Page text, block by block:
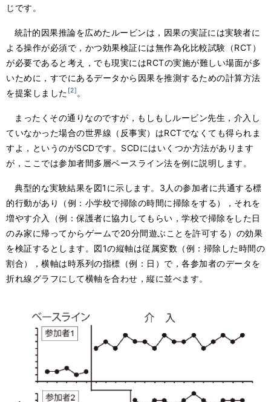
じです。
統計的因果推論を広めたルービンは，因果の実証には実験者に
よる操作が必須で，かつ効果検証には無作為化比較試験（RCT）
が必要であると考え，でも現実にはRCTの実施が難しい場面が多
いために，すでにあるデータから因果を推測するための計算方法
を提案しました [2] 。
まったくその通りなのですが，もしもしルービン先生，介入し
ていなかった場合の世界線（反事実）はRCTでなくても得られま
すよ，というのがSCDです。SCDにはいくつか方法があります
が，ここでは参加者間多層ベースライン法を例に説明します。
典型的な実験結果を図1に示します。3人の参加者に共通する標
的行動があり（例：小学校で掃除の時間に掃除をする），それを
増やす介入（例：保護者に協力してもらい，学校で掃除をした日
のみ家に帰ってからゲームで20分間遊ぶことを許可する）の効果
を検証するとします。図1の縦軸は従属変数（例：掃除した時間の
割合），横軸は時系列の指標（例：日）で，各参加者のデータを
折れ線グラフにして横軸を合わせ，縦に並べます。